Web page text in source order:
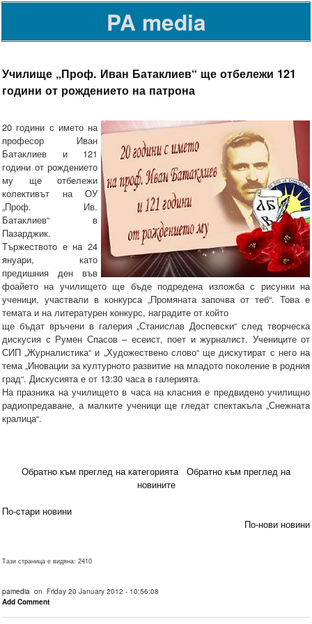
PA media
Училище „Проф. Иван Батаклиев“ ще отбележи 121
години от рождението на патрона
20 години с името на
професор Иван
Батаклиев и 121
години от рождението
му ще отбележи
колективът на ОУ
„Проф. Ив.
Батаклиев“ в
Пазарджик.
Тържеството е на 24
януари, като
предишния ден във
фоайето на училището ще бъде подредена изложба с рисунки на
ученици, участвали в конкурса „Промяната започва от теб“. Това е
темата и на литературен конкурс, наградите от който
ще бъдат връчени в галерия „Станислав Доспевски“ след творческа
дискусия с Румен Спасов – есеист, поет и журналист. Учениците от
СИП „Журналистика“ и „Художествено слово“ ще дискутират с него на
тема „Иновации за културното развитие на младото поколение в родния
град“. Дискусията е от 13:30 часа в галерията.
На празника на училището в часа на класния е предвидено училищно
радиопредаване, а малките ученици ще гледат спектакъла „Снежната
кралица“.
Обратно към преглед на категорията
Обратно към преглед на
новините
По-стари новини
По-нови новини
Тази страница е видяна: 2410
pamedia on Friday 20 January 2012 - 10:56:08
Add Comment